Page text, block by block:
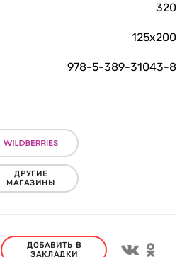
320
125х200
978-5-389-31043-8
ДРУГИЕ
МАГАЗИНЫ
ДОБАВИТЬ В
ЗАКЛАДКИ